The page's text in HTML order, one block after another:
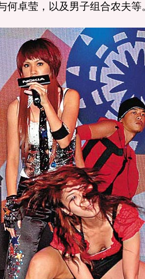
何卓莹，以及男子组合农夫等